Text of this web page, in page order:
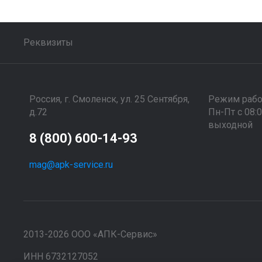
Реквизиты
Россия, г. Смоленск, ул. 25 Сентября,
д.72
8 (800) 600-14-93
mag@apk-service.ru
Режим
Пн-Пт с
выходной
2013-2026 ООО «АПК-Сервис»
ИНН 6732127052